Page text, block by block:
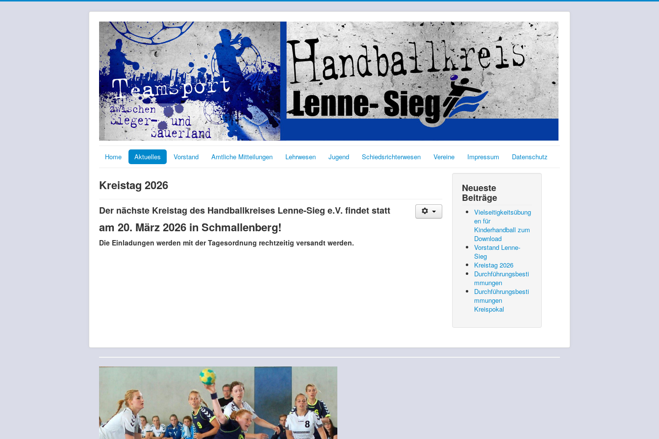
Home Aktuelles Vorstand Amtliche Mitteilungen Lehrwesen Jugend Schiedsrichterwesen Vereine Impressum Datenschutz
Kreistag 2026
Der nächste Kreistag des Handballkreises Lenne-Sieg e.V. findet statt
am 20. März 2026 in Schmallenberg!
Die Einladungen werden mit der Tagesordnung rechtzeitig versandt werden.
Neueste
Beiträge
Vielseitigkeitsübung
en für
Kinderhandball zum
Download
Vorstand Lenne-
Sieg
Kreistag 2026
Durchführungsbesti
mmungen
Durchführungsbesti
mmungen
Kreispokal